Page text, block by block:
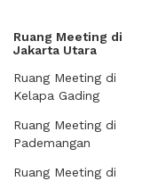
Ruang Meeting di
Jakarta Utara
Ruang Meeting di
Kelapa Gading
Ruang Meeting di
Pademangan
Ruang Meeting di